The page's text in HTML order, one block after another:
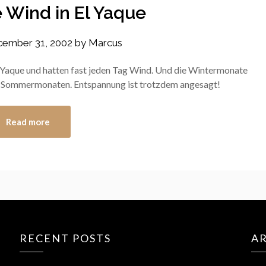
Wind in El Yaque
31, 2002 by Marcus
und hatten fast jeden Tag Wind. Und die Wintermonate
Entspannung ist trotzdem angesagt!
Read more
RECENT POSTS